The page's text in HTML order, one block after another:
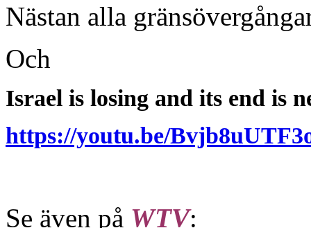
Nästan alla
Och
Israel is losing and its end is
https://youtu.be/
Se även på WTV: